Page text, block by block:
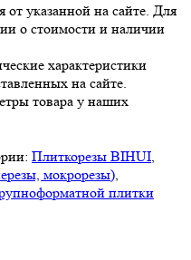
от указанной на сайте. Для
о стоимости и наличии
характеристики
на сайте.
товара у наших
Плиткорезы BIHUI
мокрорезы)
плитки